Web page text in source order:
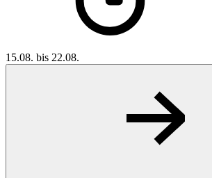
15.08. bis 22.08.